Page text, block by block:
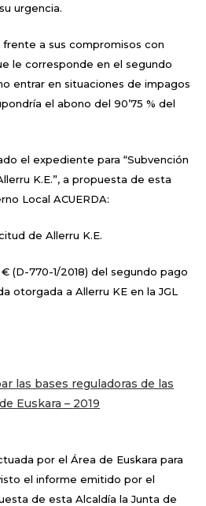
urgencia.
frente a sus compromisos con
le corresponde en el segundo
entrar en situaciones de impagos
el abono del 90’75 % del
el expediente para “Subvención
K.E.”, a propuesta de esta
Local ACUERDA:
de Allerru K.E.
(D-770-1/2018) del segundo pago
otorgada a Allerru KE en la JGL
las bases reguladoras de las
Euskara – 2019
por el Área de Euskara para
el informe emitido por el
de esta Alcaldía la Junta de